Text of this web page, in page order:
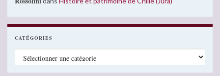
CATÉGORIES
Catégories